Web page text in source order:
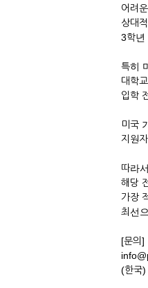
어려
상대
3학년
특히
대학
입학
미국
지원
따라
해당
가장
최선
[문의]
(한국